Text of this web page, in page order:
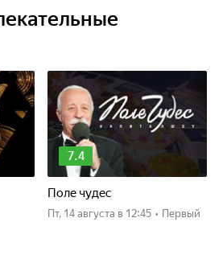
7.4
Поле чудес
пт, 14 августа в 12:45 • Первый